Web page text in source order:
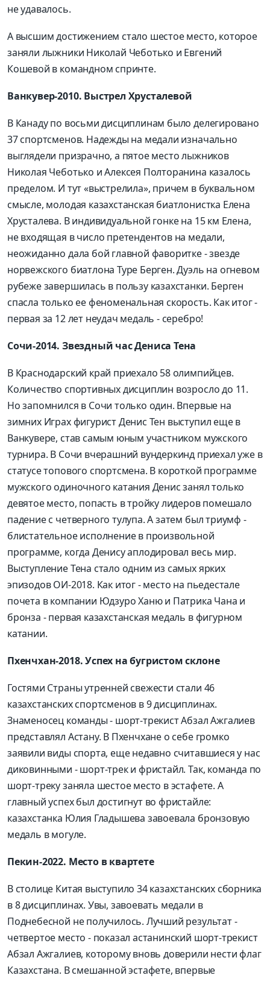
не удавалось.
А высшим достижением стало шестое место, которое
заняли лыжники Николай Чеботько и Евгений
Кошевой в командном спринте.
Ванкувер-2010. Выстрел Хрусталевой
В Канаду по восьми дисциплинам было делегировано
37 спортсменов. Надежды на медали изначально
выглядели призрачно, а пятое место лыжников
Николая Чеботько и Алексея Полторанина казалось
пределом. И тут «выстрелила», причем в буквальном
смысле, молодая казахстанская биатлонистка Елена
Хрусталева. В индивидуальной гонке на 15 км Елена,
не входящая в число претендентов на медали,
неожиданно дала бой главной фаворитке - звезде
норвежского биатлона Туре Берген. Дуэль на огневом
рубеже завершилась в пользу казахстанки. Берген
спасла только ее феноменальная скорость. Как итог -
первая за 12 лет неудач медаль - серебро!
Сочи-2014. Звездный час Дениса Тена
В Краснодарский край приехало 58 олимпийцев.
Количество спортивных дисциплин возросло до 11.
Но запомнился в Сочи только один. Впервые на
зимних Играх фигурист Денис Тен выступил еще в
Ванкувере, став самым юным участником мужского
турнира. В Сочи вчерашний вундеркинд приехал уже в
статусе топового спортсмена. В короткой программе
мужского одиночного катания Денис занял только
девятое место, попасть в тройку лидеров помешало
падение с четверного тулупа. А затем был триумф -
блистательное исполнение в произвольной
программе, когда Денису аплодировал весь мир.
Выступление Тена стало одним из самых ярких
эпизодов ОИ-2018. Как итог - место на пьедестале
почета в компании Юдзуро Ханю и Патрика Чана и
бронза - первая казахстанская медаль в фигурном
катании.
Пхенчхан-2018. Успех на бугристом склоне
Гостями Страны утренней свежести стали 46
казахстанских спортсменов в 9 дисциплинах.
Знаменосец команды - шорт-трекист Абзал Ажгалиев
представлял Астану. В Пхенчхане о себе громко
заявили виды спорта, еще недавно считавшиеся у нас
диковинными - шорт-трек и фристайл. Так, команда по
шорт-треку заняла шестое место в эстафете. А
главный успех был достигнут во фристайле:
казахстанка Юлия Гладышева завоевала бронзовую
медаль в могуле.
Пекин-2022. Место в квартете
В столице Китая выступило 34 казахстанских сборника
в 8 дисциплинах. Увы, завоевать медали в
Поднебесной не получилось. Лучший результат -
четвертое место - показал астанинский шорт-трекист
Абзал Ажгалиев, которому вновь доверили нести флаг
Казахстана. В смешанной эстафете, впервые